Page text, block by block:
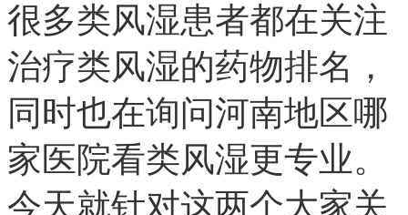
很多类风湿患者都在关注
治疗类风湿的药物排名，
同时也在询问河南地区哪
家医院看类风湿更专业。
今天就针对这两个大家关